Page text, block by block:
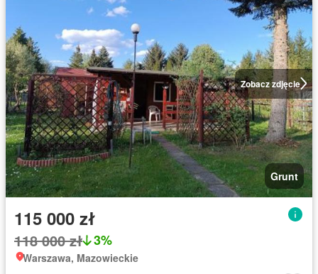
Zobacz zdjęcie
Grunt
115 000 zł
118 000 zł 3%
Warszawa, Mazowieckie